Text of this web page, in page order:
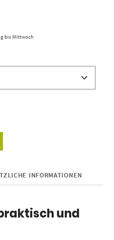
bis Mittwoch
INFORMATIONEN
und